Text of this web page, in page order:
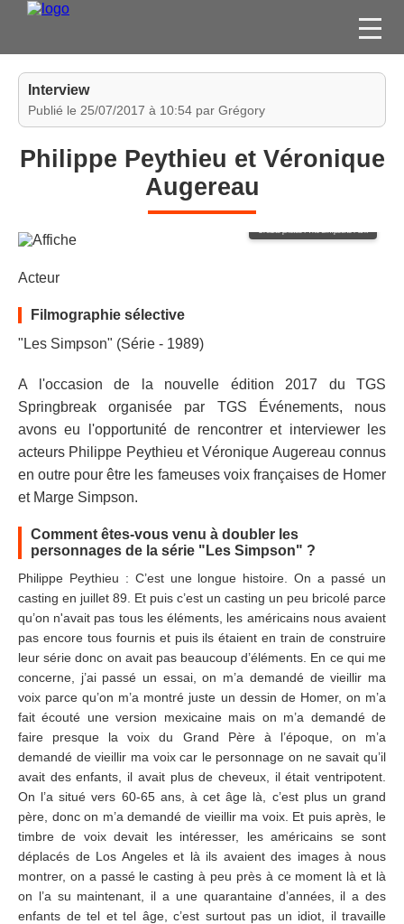
FILMS
JEUX VIDÉO
CONCOURS
DIVERS
Interview
Publié le 25/07/2017 à 10:54 par Grégory
Philippe Peythieu et Véronique
Augereau
Crédits photos : The Simpsons Park
Acteur
Filmographie sélective
"Les Simpson" (Série - 1989)
A l'occasion de la nouvelle édition 2017 du TGS
Springbreak organisée par TGS Événements, nous
avons eu l'opportunité de rencontrer et interviewer les
acteurs Philippe Peythieu et Véronique Augereau connus
en outre pour être les fameuses voix françaises de Homer
et Marge Simpson.
Comment êtes-vous venu à doubler les
personnages de la série "Les Simpson" ?
Philippe Peythieu : C’est une longue histoire. On a passé un
casting en juillet 89. Et puis c’est un casting un peu bricolé parce
qu’on n'avait pas tous les éléments, les américains nous avaient
pas encore tous fournis et puis ils étaient en train de construire
leur série donc on avait pas beaucoup d’éléments. En ce qui me
concerne, j’ai passé un essai, on m’a demandé de vieillir ma
voix parce qu’on m’a montré juste un dessin de Homer, on m’a
fait écouté une version mexicaine mais on m’a demandé de
faire presque la voix du Grand Père à l’époque, on m’a
demandé de vieillir ma voix car le personnage on ne savait qu’il
avait des enfants, il avait plus de cheveux, il était ventripotent.
On l’a situé vers 60-65 ans, à cet âge là, c’est plus un grand
père, donc on m’a demandé de vieillir ma voix. Et puis après, le
timbre de voix devait les intéresser, les américains se sont
déplacés de Los Angeles et là ils avaient des images à nous
montrer, on a passé le casting à peu près à ce moment là et là
on l’a su maintenant, il a une quarantaine d’années, il a des
enfants de tel et tel âge, c’est surtout pas un idiot, il travaille